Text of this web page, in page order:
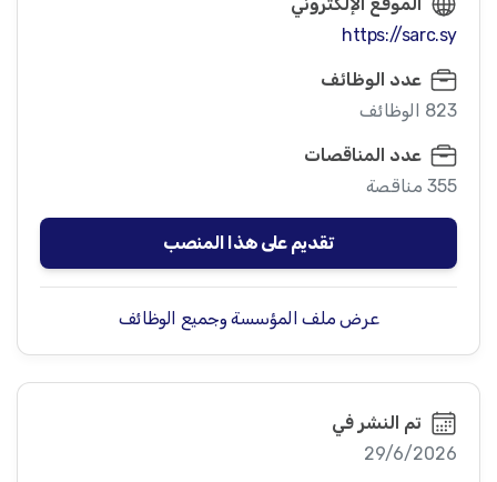
https://sarc.sy
عدد الوظائف
823 الوظائف
عدد المناقصات
355 مناقصة
تقديم على هذا المنصب
عرض ملف المؤسسة وجميع الوظائف
تم النشر في
29/6/2026